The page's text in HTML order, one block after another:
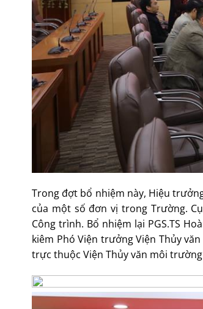
Trong đợt bổ nhiệm này, Hiệu
của một số đơn vị trong Trường.
Công trình. Bổ nhiệm lại PGS.TS
kiêm Phó Viện trưởng Viện Thủy
trực thuộc Viện Thủy văn môi